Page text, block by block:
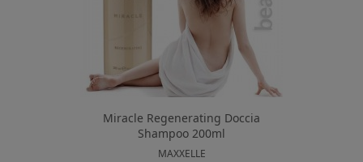
Miracle Regenerating Doccia
Shampoo 200ml
MAXXELLE